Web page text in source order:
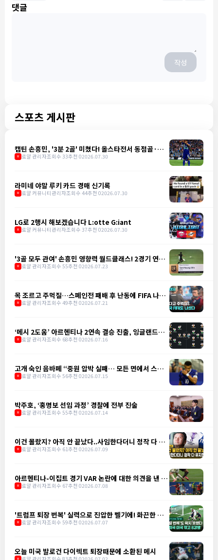
댓글
작성
스포츠 게시판
캡틴 손흥민, '3분 2골' 미쳤다! 올스타전서 동점골·역
전골 폭발
M 로얄 관리자조회수 33추천 02026.07.30
라미네 야말 루키 카드 경매 신기록
M 로얄 커뮤니티관리자조회수 44추천 02026.07.30
LG로 2행시 해보겠습니다 L:otte G:iant
M 로얄 커뮤니티관리자조회수 37추천 02026.07.30
'3골 모두 관여' 손흥민 영향력 월드클래스! 2경기 연속
골로 LAFC 3-1 승리 견인
M 로얄 관리자조회수 55추천 02026.07.23
목 조르고 주먹질…스페인전 패배 후 난동에 FIFA 나섰
다
M 로얄 관리자조회수 49추천 02026.07.21
‘메시 2도움’ 아르헨티나 2연속 결승 진출, 잉글랜드에
2-1 역전승
M 로얄 관리자조회수 68추천 02026.07.16
고개 숙인 음바페 “중원 압박 실패… 모든 면에서 스페
인에 밀려"
M 로얄 관리자조회수 56추천 02026.07.15
박주호, ‘홍명보 선임 과정’ 경찰에 전부 진술
M 로얄 관리자조회수 55추천 02026.07.14
이건 몰랐지? 아직 안 끝났다..사임한다더니 정작 다 유
지한다
M 로얄 관리자조회수 61추천 02026.07.09
아르헨티나-이집트 경기 VAR 논란에 대한 의견을 낸 앙
리
M 로얄 관리자조회수 67추천 02026.07.08
'트럼프 퇴장 번복' 실력으로 진압한 벨기에! 화끈한 정
의구현
M 로얄 관리자조회수 59추천 02026.07.07
오늘 미국 발로건 다이렉트 퇴장때문에 소환된 메시
M